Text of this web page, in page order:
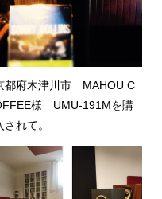
都府木津川市 MAHOU C
様 UMU-191Mを購
されて。